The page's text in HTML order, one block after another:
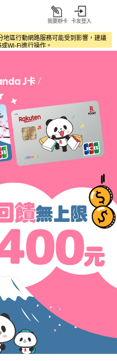
我要辦卡 卡友登入
區行動網路服務可能受到影響，建議
Wi‑Fi進行操作。